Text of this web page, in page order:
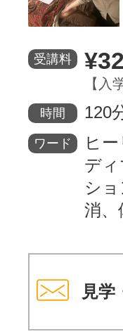
受講料
【
時間 120
ワード
ヒ
デ
シ
消、
見学